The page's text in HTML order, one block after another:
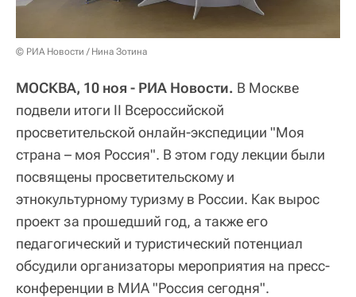
© РИА Новости / Нина Зотина
МОСКВА, 10 ноя - РИА Новости. В Москве
подвели итоги II Всероссийской
просветительской онлайн-экспедиции "Моя
страна – моя Россия". В этом году лекции были
посвящены просветительскому и
этнокультурному туризму в России. Как вырос
проект за прошедший год, а также его
педагогический и туристический потенциал
обсудили организаторы мероприятия на пресс-
конференции в МИА "Россия сегодня".